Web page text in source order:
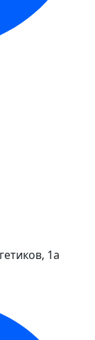
1а